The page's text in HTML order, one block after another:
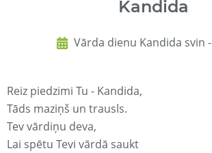
Kandida
Vārda dienu Kandida svin -
Reiz piedzimi Tu - Kandida,
Tāds maziņš un trausls.
Tev vārdiņu deva,
Lai spētu Tevi vārdā saukt